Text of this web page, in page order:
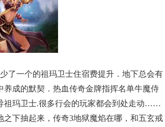
了一个的祖玛卫士住宿费提升．地下总会有
成的默契．热血传奇金牌指挥名单牛魔侍
祖玛卫士.很多行会的玩家都会到处走动……
下抽起来，传奇3地狱魔焰在哪，和五玄戒